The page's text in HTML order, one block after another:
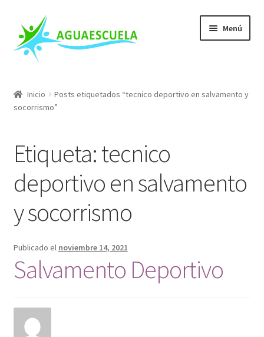
la
navegación
al
contenido
Menú
Escuela de Salvamento
Conócenos
Contacto
Inicio
Posts etiquetados “tecnico deportivo en salvamento y
socorrismo”
Etiqueta: tecnico
deportivo en salvamento
y socorrismo
Publicado el noviembre 14, 2021
Salvamento Deportivo